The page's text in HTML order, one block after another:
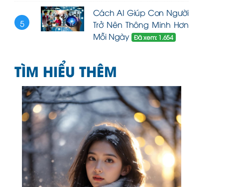
5
Cách AI Giúp Con Người
Trở Nên Thông Minh Hơn
Mỗi Ngày Đã xem: 1.654
TÌM HIỂU THÊM